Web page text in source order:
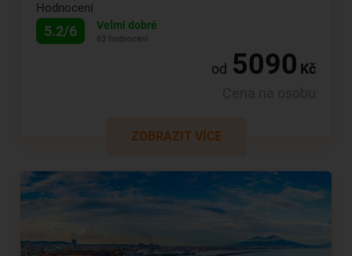
Hodnocení
5.2/6 Velmi dobré
63 hodnocení
od 5090 Kč
ZOBRAZIT VÍCE